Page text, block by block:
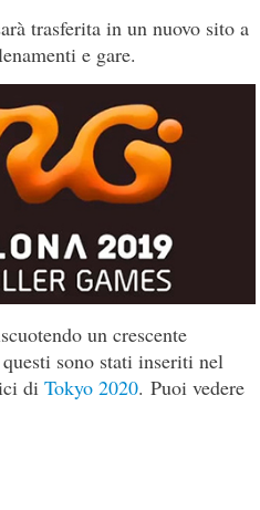
trasferita in un nuovo sito a
e gare.
un crescente
sono stati inseriti nel
diTokyo 2020. Puoi vedere